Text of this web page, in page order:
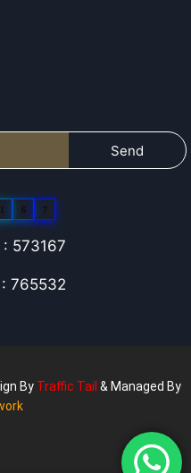
Send
1 6 7
573167
765532
By Traffic Tail & Managed By